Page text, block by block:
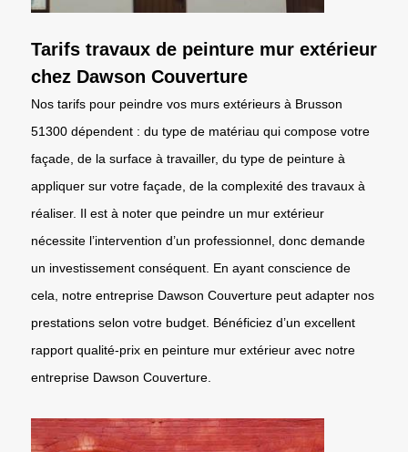
Tarifs travaux de peinture mur extérieur
chez Dawson Couverture
Nos tarifs pour peindre vos murs extérieurs à Brusson
51300 dépendent : du type de matériau qui compose votre
façade, de la surface à travailler, du type de peinture à
appliquer sur votre façade, de la complexité des travaux à
réaliser. Il est à noter que peindre un mur extérieur
nécessite l’intervention d’un professionnel, donc demande
un investissement conséquent. En ayant conscience de
cela, notre entreprise Dawson Couverture peut adapter nos
prestations selon votre budget. Bénéficiez d’un excellent
rapport qualité-prix en peinture mur extérieur avec notre
entreprise Dawson Couverture.